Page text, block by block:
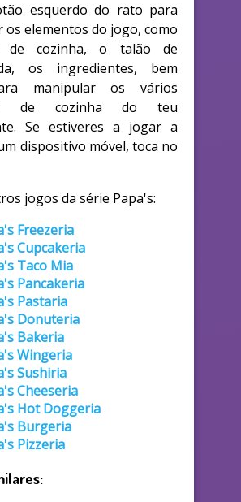
esquerdo do rato para
os elementos do jogo, como
cozinha, o talão de
os ingredientes, bem
manipular os vários
de cozinha do teu
Se estiveres a jogar a
dispositivo móvel, toca no
jogos da série Papa's:
Freezeria
Cupcakeria
Taco Mia
Pancakeria
Pastaria
Donuteria
Bakeria
Wingeria
Sushiria
Cheeseria
Hot Doggeria
Burgeria
Pizzeria